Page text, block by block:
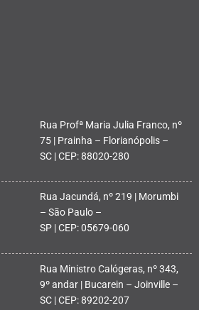
Rua Profª Maria Julia Franco, nº
75 | Prainha – Florianópolis –
SC | CEP: 88020-280
Rua Jacundá, nº 219 | Morumbi
– São Paulo –
SP | CEP: 05679-060
Rua Ministro Calógeras, nº 343,
9º andar | Bucarein – Joinville –
SC | CEP: 89202-207